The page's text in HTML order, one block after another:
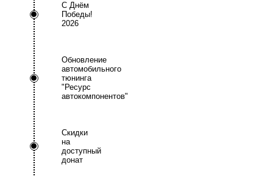
С Днём
Победы!
2026
Обновление
автомобильного
тюнинга
"Ресурс
автокомпонентов"
Скидки
на
доступный
донат